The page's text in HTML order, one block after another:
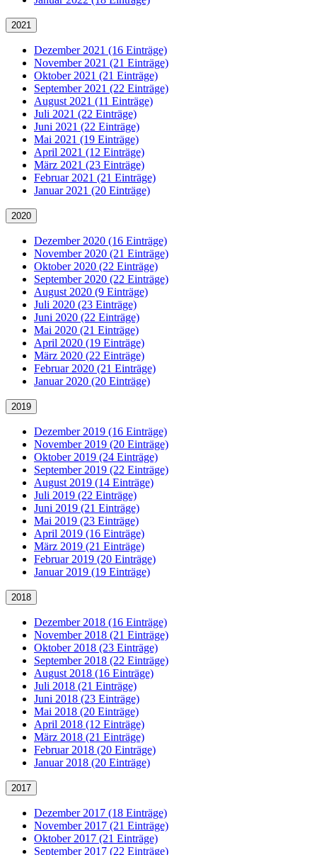
2021
Dezember 2021 (16 Einträge)
November 2021 (21 Einträge)
Oktober 2021 (21 Einträge)
September 2021 (22 Einträge)
August 2021 (11 Einträge)
Juli 2021 (22 Einträge)
Juni 2021 (22 Einträge)
Mai 2021 (19 Einträge)
April 2021 (12 Einträge)
März 2021 (23 Einträge)
Februar 2021 (21 Einträge)
Januar 2021 (20 Einträge)
2020
Dezember 2020 (16 Einträge)
November 2020 (21 Einträge)
Oktober 2020 (22 Einträge)
September 2020 (22 Einträge)
August 2020 (9 Einträge)
Juli 2020 (23 Einträge)
Juni 2020 (22 Einträge)
Mai 2020 (21 Einträge)
April 2020 (19 Einträge)
März 2020 (22 Einträge)
Februar 2020 (21 Einträge)
Januar 2020 (20 Einträge)
2019
Dezember 2019 (16 Einträge)
November 2019 (20 Einträge)
Oktober 2019 (24 Einträge)
September 2019 (22 Einträge)
August 2019 (14 Einträge)
Juli 2019 (22 Einträge)
Juni 2019 (21 Einträge)
Mai 2019 (23 Einträge)
April 2019 (16 Einträge)
März 2019 (21 Einträge)
Februar 2019 (20 Einträge)
Januar 2019 (19 Einträge)
2018
Dezember 2018 (16 Einträge)
November 2018 (21 Einträge)
Oktober 2018 (23 Einträge)
September 2018 (22 Einträge)
August 2018 (16 Einträge)
Juli 2018 (21 Einträge)
Juni 2018 (23 Einträge)
Mai 2018 (20 Einträge)
April 2018 (12 Einträge)
März 2018 (21 Einträge)
Februar 2018 (20 Einträge)
Januar 2018 (20 Einträge)
2017
Dezember 2017 (18 Einträge)
November 2017 (21 Einträge)
Oktober 2017 (21 Einträge)
September 2017 (22 Einträge)